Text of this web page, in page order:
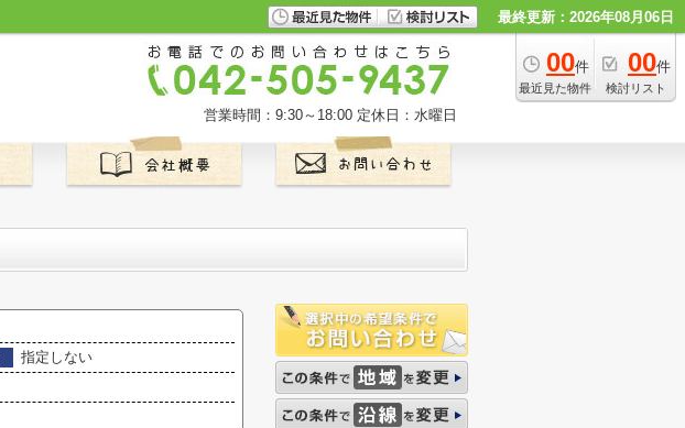
最終更新：2026年08月06日
00件
最近見た物件
00件
検討リスト
営業時間：9:30～18:00 定休日：水曜日
指定しない